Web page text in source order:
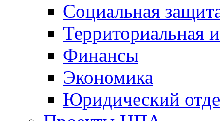
Социальная
Территориальная
Финансы
Экономика
Юридический